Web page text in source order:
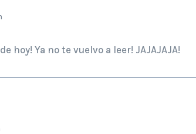
hoy! Ya no te vuelvo a leer! JAJAJAJA!